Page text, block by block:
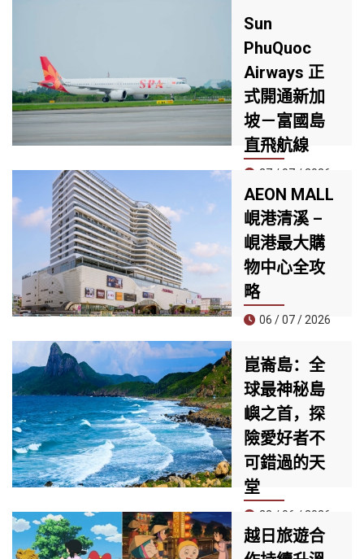
Sun
PhuQuoc
Airways 正
式開通新加
坡－富國島
直飛航線
27 / 07 / 2026
PhuQuoc
Airways（SPA）
正式開通新加坡－
富國島直飛航線，
這是航空公司開航
以來的第四條國際
（Full-service）直
飛新加坡與富國島
兩大亞洲熱門旅遊
目的地的航空公
司。
AEON MALL
峴港清溪 –
峴港最大購
物中心全攻
略
06 / 07 / 2026
段的 AEON MALL
峴港清溪，正迅速
成為當地居民與觀
光客必訪的新地
標。擁有近30,000
平方公尺的規模，
匯集約60家品牌專
櫃與多個國際知名
品牌，是目前峴港
最具規模與現代感
的購物中心之一。
崑崙島：全
球最神秘島
嶼之首，探
險愛好者不
可錯過的天
堂
23 / 06 / 2026
崑崙島近日被知名
越日旅遊合